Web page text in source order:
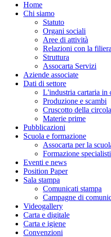
Home
Chi siamo
Statuto
Organi sociali
Aree di attività
Relazioni con la filiera
Struttura
Assocarta Servizi
Aziende associate
Dati di settore
L'industria cartaria in
Produzione e scambi
Cruscotto della
Materie prime
Pubblicazioni
Scuola e formazione
Assocarta per la
Formazione
Eventi e news
Position Paper
Sala stampa
Comunicati stampa
Campagne di
Videogallery
Carta e digitale
Carta e igiene
Convenzioni